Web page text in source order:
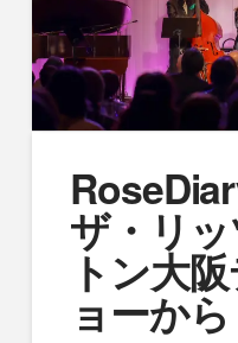
ザ・リ
トン大
ョーから